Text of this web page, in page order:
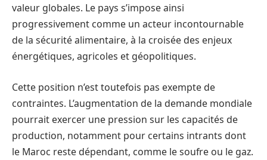
valeur globales. Le pays s’impose ainsi
progressivement comme un acteur incontournable
de la sécurité alimentaire, à la croisée des enjeux
énergétiques, agricoles et géopolitiques.
Cette position n’est toutefois pas exempte de
contraintes. L’augmentation de la demande mondiale
pourrait exercer une pression sur les capacités de
production, notamment pour certains intrants dont
le Maroc reste dépendant, comme le soufre ou le gaz.